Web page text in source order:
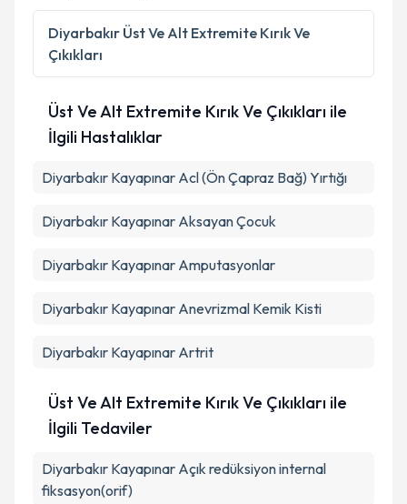
kapsamda işlenmesini kabul ediyorum.
Diyarbakır Üst Ve Alt Extremite Kırık Ve
Çıkıkları
Üst Ve Alt Extremite Kırık Ve Çıkıkları ile
İlgili Hastalıklar
Diyarbakır Kayapınar Acl (Ön Çapraz Bağ) Yırtığı
Diyarbakır Kayapınar Aksayan Çocuk
Diyarbakır Kayapınar Amputasyonlar
Diyarbakır Kayapınar Anevrizmal Kemik Kisti
Diyarbakır Kayapınar Artrit
Üst Ve Alt Extremite Kırık Ve Çıkıkları ile
İlgili Tedaviler
Diyarbakır Kayapınar Açık redüksiyon internal
fiksasyon(orif)